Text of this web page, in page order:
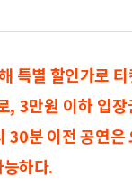
특별 할인가로
, 3만원 이하 입
30분 이전 공연은
하다.